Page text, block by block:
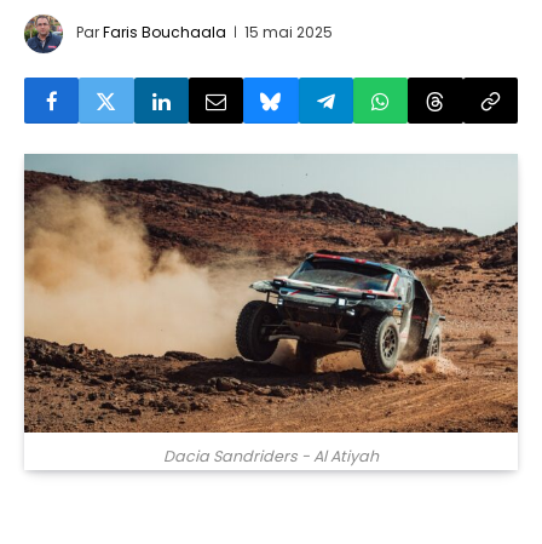
ParFaris Bouchaala 15 mai 2025
Dacia Sandriders - Al Atiyah